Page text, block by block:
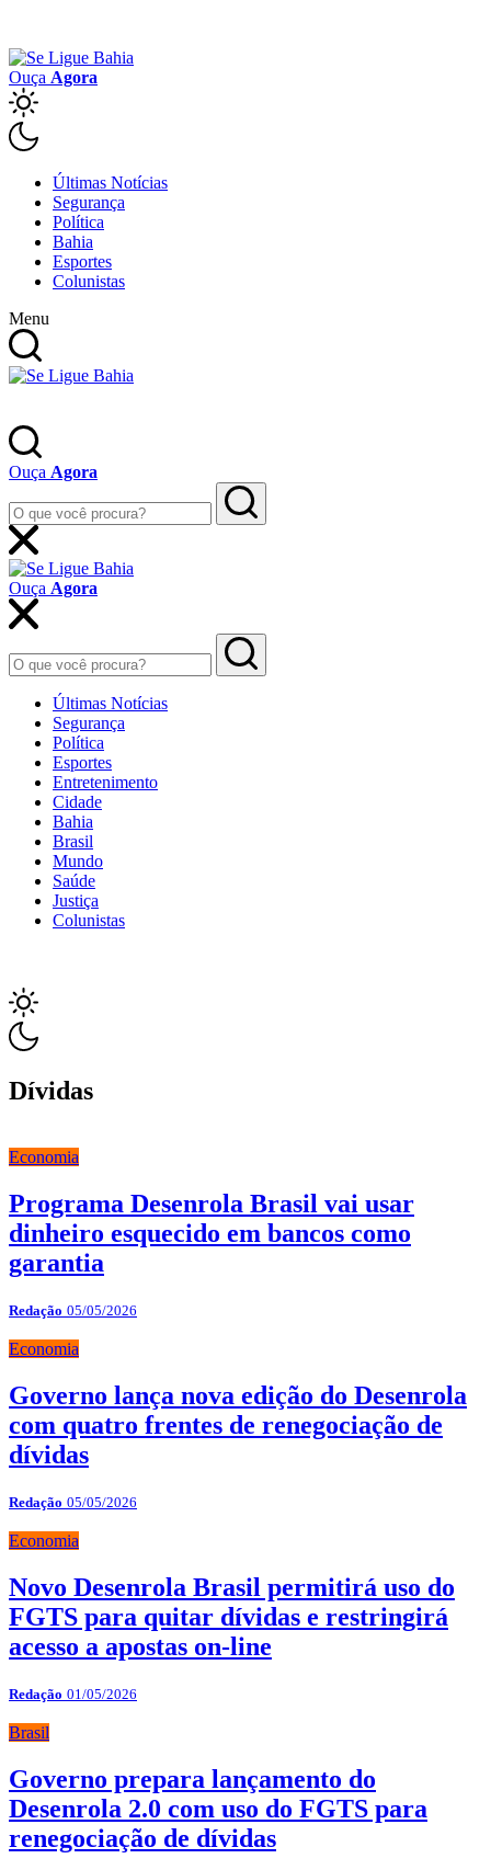
Ouça Agora
Últimas Notícias
Segurança
Política
Bahia
Esportes
Colunistas
Menu
Ouça Agora
Ouça Agora
Últimas Notícias
Segurança
Política
Esportes
Entretenimento
Cidade
Bahia
Brasil
Mundo
Saúde
Justiça
Colunistas
Dívidas
Economia
Programa Desenrola Brasil vai usar
dinheiro esquecido em bancos como
garantia
Redação 05/05/2026
Economia
Governo lança nova edição do Desenrola
com quatro frentes de renegociação de
dívidas
Redação 05/05/2026
Economia
Novo Desenrola Brasil permitirá uso do
FGTS para quitar dívidas e restringirá
acesso a apostas on-line
Redação 01/05/2026
Brasil
Governo prepara lançamento do
Desenrola 2.0 com uso do FGTS para
renegociação de dívidas